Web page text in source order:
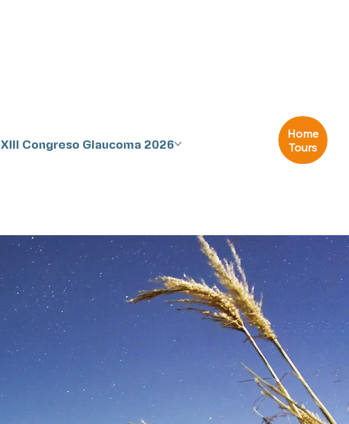
XIII Congreso Glaucoma 2026
Home
Tours